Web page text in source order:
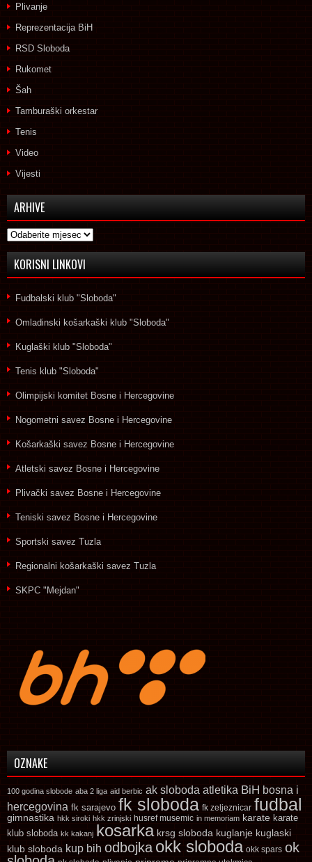
Plivanje
Reprezentacija BiH
RSD Sloboda
Rukomet
Šah
Tamburaški orkestar
Tenis
Video
Vijesti
ARHIVE
Arhive
KORISNI LINKOVI
Fudbalski klub "Sloboda"
Omladinski košarkaški klub "Sloboda"
Kuglaški klub "Sloboda"
Tenis klub "Sloboda"
Olimpijski komitet Bosne i Hercegovine
Nogometni savez Bosne i Hercegovine
Košarkaški savez Bosne i Hercegovine
Atletski savez Bosne i Hercegovine
Plivački savez Bosne i Hercegovine
Teniski savez Bosne i Hercegovine
Sportski savez Tuzla
Regionalni košarkaški savez Tuzla
SKPC "Mejdan"
OZNAKE
100 godina slobode aba 2 liga aid berbic ak sloboda atletika BiH bosna i
hercegovina fk sarajevo fk sloboda fk zeljeznicar fudbal
gimnastika hkk siroki hkk zrinjski husref musemic in memoriam karate karate
klub sloboda kk kakanj kosarka krsg sloboda kuglanje kuglaski
klub sloboda kup bih odbojka okk sloboda okk spars ok